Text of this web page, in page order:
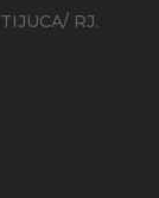
RJ.